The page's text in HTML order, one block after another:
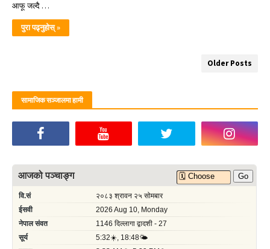
आफू जल्दै …
पुरा पढ्नुहोस् »
Older Posts
सामाजिक सञ्जालमा हामी